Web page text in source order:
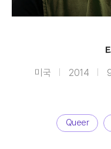
미국 2014
Queer